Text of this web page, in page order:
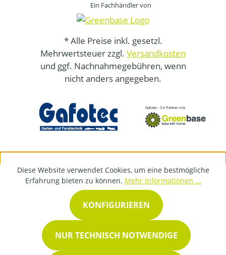
Ein Fachhändler von
* Alle Preise inkl. gesetzl.
Mehrwertsteuer zzgl. Versandkosten
und ggf. Nachnahmegebühren, wenn
nicht anders angegeben.
Diese Website verwendet Cookies, um eine bestmögliche
Erfahrung bieten zu können. Mehr Informationen ...
NUR TECHNISCH NOTWENDIGE
KONFIGURIEREN